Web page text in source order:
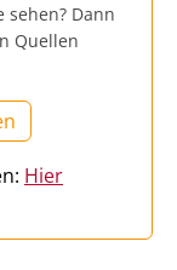
Dann
Quellen
Hier